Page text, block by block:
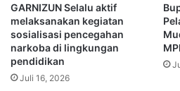
GARNIZUN Selalu aktif
melaksanakan kegiatan
sosialisasi pencegahan
narkoba di lingkungan
pendidikan
Juli 16, 2026